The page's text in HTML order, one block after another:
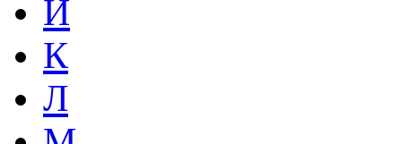
Й
К
Л